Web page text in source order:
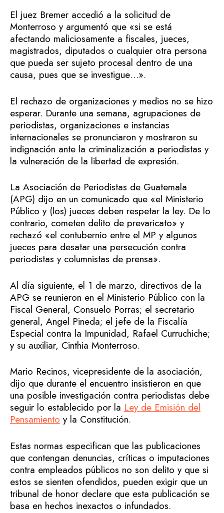
El juez Bremer accedió a la solicitud de
Monterroso y argumentó que «si se está
afectando maliciosamente a fiscales, jueces,
magistrados, diputados o cualquier otra persona
que pueda ser sujeto procesal dentro de una
causa, pues que se investigue…».
El rechazo de organizaciones y medios no se hizo
esperar. Durante una semana, agrupaciones de
periodistas, organizaciones e instancias
internacionales se pronunciaron y mostraron su
indignación ante la criminalización a periodistas y
la vulneración de la libertad de expresión.
La Asociación de Periodistas de Guatemala
(APG) dijo en un comunicado que «el Ministerio
Público y (los) jueces deben respetar la ley. De lo
contrario, cometen delito de prevaricato» y
rechazó «el contubernio entre el MP y algunos
jueces para desatar una persecución contra
periodistas y columnistas de prensa».
Al día siguiente, el 1 de marzo, directivos de la
APG se reunieron en el Ministerio Público con la
Fiscal General, Consuelo Porras; el secretario
general, Angel Pineda; el jefe de la Fiscalía
Especial contra la Impunidad, Rafael Curruchiche;
y su auxiliar, Cinthia Monterroso.
Mario Recinos, vicepresidente de la asociación,
dijo que durante el encuentro insistieron en que
una posible investigación contra periodistas debe
seguir lo establecido por la Ley de Emisión del
Pensamiento y la Constitución.
Estas normas especifican que las publicaciones
que contengan denuncias, críticas o imputaciones
contra empleados públicos no son delito y que si
estos se sienten ofendidos, pueden exigir que un
tribunal de honor declare que esta publicación se
basa en hechos inexactos o infundados.